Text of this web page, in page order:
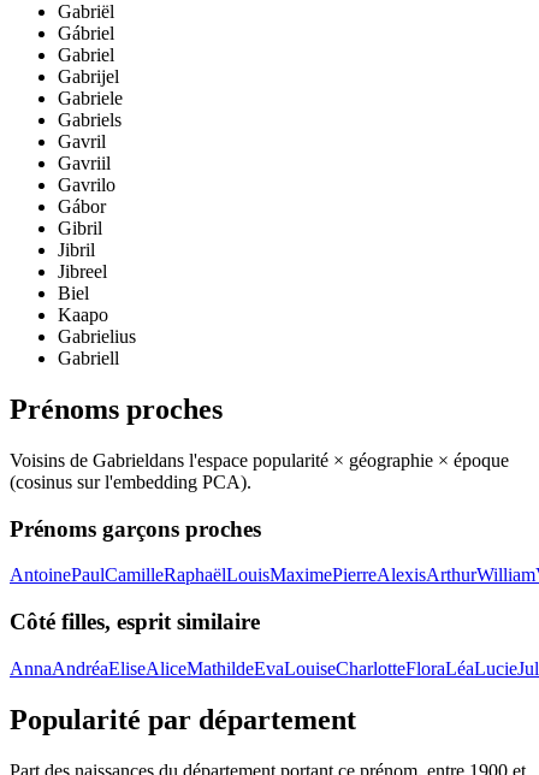
Gabriël
Gábriel
Gabriel
Gabrijel
Gabriele
Gabriels
Gavril
Gavriil
Gavrilo
Gábor
Gibril
Jibril
Jibreel
Biel
Kaapo
Gabrielius
Gabriell
Prénoms proches
Voisins de Gabrieldans l'espace popularité × géographie × époque
(cosinus sur l'embedding PCA).
Prénoms garçons proches
AntoinePaulCamilleRaphaëlLouisMaximePierreAlexisArthurWilliam
Côté filles, esprit similaire
AnnaAndréaEliseAliceMathildeEvaLouiseCharlotteFloraLéaLucie
Popularité par département
Part des naissances du département portant ce prénom, entre 1900 et